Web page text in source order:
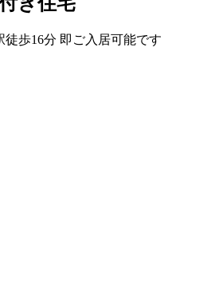
歩16分 即ご入居可能です